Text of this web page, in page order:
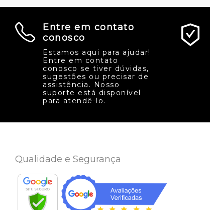
Entre em contato
conosco
Estamos aqui para ajudar!
Entre em contato
conosco se tiver dúvidas,
sugestões ou precisar de
assistência. Nosso
suporte está disponível
para atendê-lo.
Qualidade e Segurança